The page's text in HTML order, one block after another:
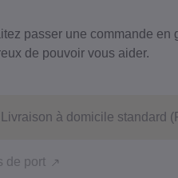
Livraison à domicile standard
de port
passer une commande en
de pouvoir vous aider.